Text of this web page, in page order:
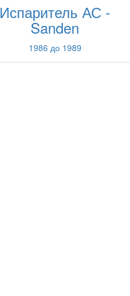
Испаритель АС -
Sanden
1986 до 1989